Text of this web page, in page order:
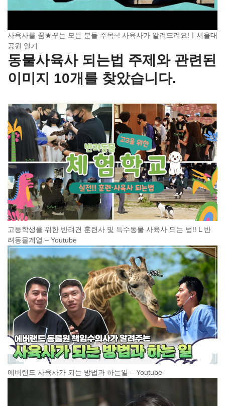
사육사를 꿈★꾸는 모든 분들 주목~! 사육사가 알려드려요!ㅣ서울대
공원 일기
동물사육사 되는법 주제와 관련된
이미지 10개를 찾았습니다.
고등학생을 위한 반려견 훈련사 및 특수동물 사육사 되는 법!! L 반
려동물계열 – Youtube
에버랜드 사육사가 되는 방법과 하는일 – Youtube